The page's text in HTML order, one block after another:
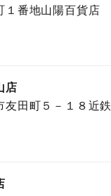
１番地山陽百貨店
店
友田町５－１８近鉄